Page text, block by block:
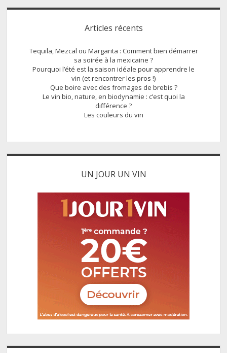
on
vin
?
Sidebar
Articles récents
Tequila, Mezcal ou Margarita : Comment bien démarrer
sa soirée à la mexicaine ?
Pourquoi l’été est la saison idéale pour apprendre le
vin (et rencontrer les pros !)
Que boire avec des fromages de brebis ?
Le vin bio, nature, en biodynamie : c’est quoi la
différence ?
Les couleurs du vin
UN JOUR UN VIN